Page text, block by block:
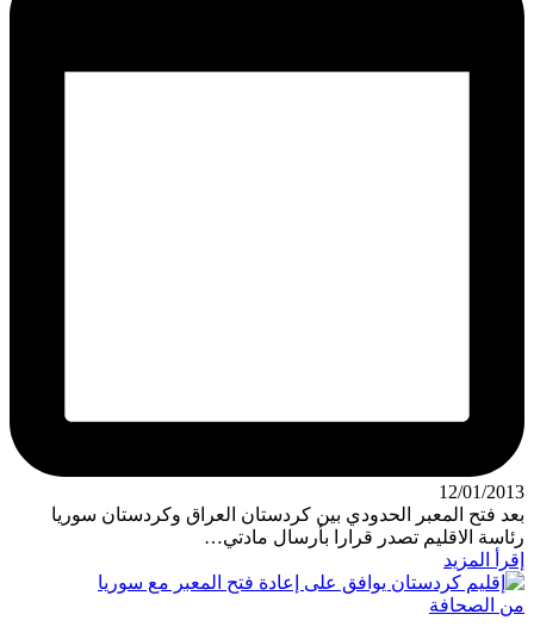
12/01/2013
بعد فتح المعبر الحدودي بين كردستان العراق وكردستان سوريا
رئاسة الاقليم تصدر قرارا بأرسال مادتي…
إقرأ المزيد
نُشر
من الصحافة